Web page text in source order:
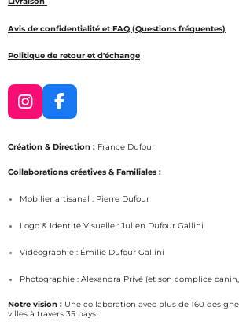
Avis de confidentialité et FAQ (Questions fréquentes)
Politique de retour et d'échange
I
n
s
a
r
m
F
a
c
b
o
Création & Direction : France Dufour
Collaborations créatives & Familiales :
Mobilier artisanal : Pierre Dufour
Logo & Identité Visuelle : Julien Dufour Gallini
Vidéographie : Émilie Dufour Gallini
Photographie : Alexandra Privé (et son complice
Notre vision : Une collaboration avec plus de 160
villes à travers 35 pays.